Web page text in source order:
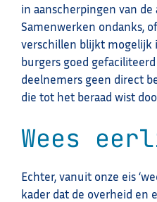
in aanscherpingen van de
Samenwerken ondanks,
verschillen blijkt mogelijk
burgers goed
deelnemers geen direct
die tot het beraad wist
Wees
Echter, vanuit onze eis
kader dat de overheid en